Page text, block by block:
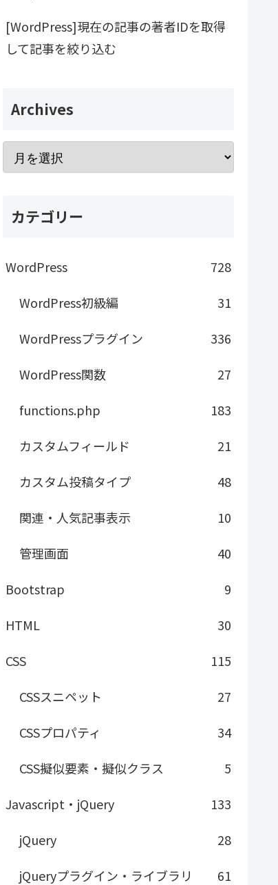
[WordPress]現在の記事の著者IDを取得
して記事を絞り込む
Archives
カテゴリー
WordPress
728
WordPress初級編
31
WordPressプラグイン
336
WordPress関数
27
functions.php
183
カスタムフィールド
21
カスタム投稿タイプ
48
関連・人気記事表示
10
管理画面
40
Bootstrap
9
HTML
30
CSS
115
CSSスニペット
27
CSSプロパティ
34
CSS擬似要素・擬似クラス
5
Javascript・jQuery
133
jQuery
28
jQueryプラグイン・ライブラリ
61